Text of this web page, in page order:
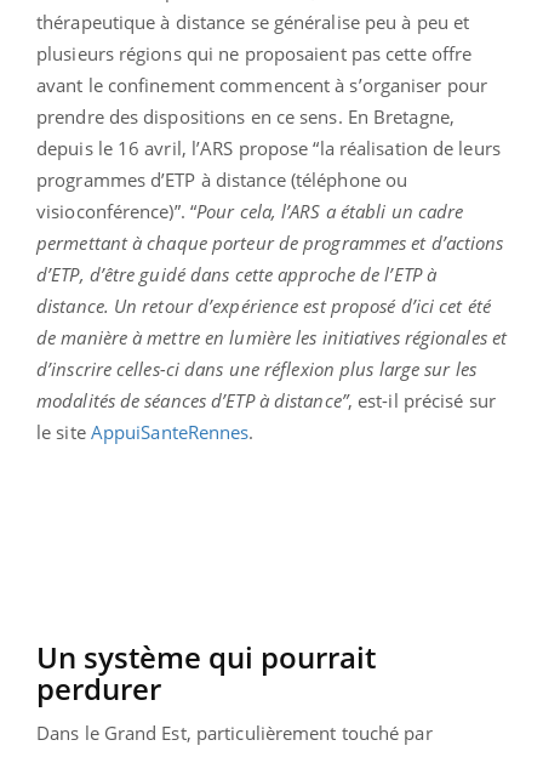
thérapeutique à distance se généralise peu à peu et
plusieurs régions qui ne proposaient pas cette offre
avant le confinement commencent à s’organiser pour
prendre des dispositions en ce sens. En Bretagne,
depuis le 16 avril, l’ARS propose “la réalisation de leurs
programmes d’ETP à distance (téléphone ou
visioconférence)”. “Pour cela, l’ARS a établi un cadre
permettant à chaque porteur de programmes et d’actions
d’ETP, d’être guidé dans cette approche de l’ETP à
distance. Un retour d’expérience est proposé d’ici cet été
de manière à mettre en lumière les initiatives régionales et
d’inscrire celles-ci dans une réflexion plus large sur les
modalités de séances d’ETP à distance”, est-il précisé sur
le site AppuiSanteRennes.
Un système qui pourrait
perdurer
Dans le Grand Est, particulièrement touché par